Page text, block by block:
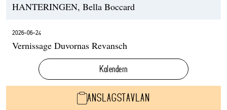
HANTERINGEN, Bella Boccard
2026-06-24
Vernissage Duvornas Revansch
Kalendern
ANSLAGSTAVLAN